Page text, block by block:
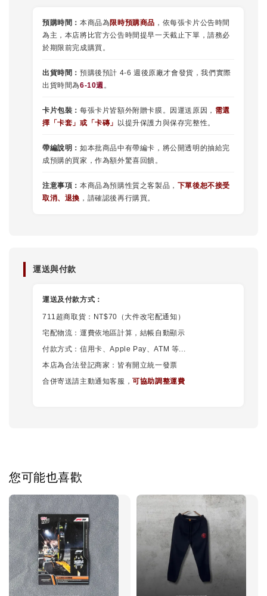
預購時間： 本商品為限時預購商品 ，依每張卡片公告時間
為主，本店將比官方公告時間提早一天截止下單，請務必
於期限前完成購買。
出貨時間： 預購後預計 4-6 週後原廠才會發貨，我們實際
出貨時間為6-10週。
卡片包裝： 每張卡片皆額外附贈卡膜。因運送原因， 需選
擇 「卡套 」或 「卡磚」 以提升保護力與保存完整性。
帶編說明： 如本批商品中有帶編卡，將公開透明的抽給完
成預購的買家，作為額外驚喜回饋。
注意事項： 本商品為預購性質之客製品， 下單後恕不接受
取消、退換 ，請確認後再行購買。
運送與付款
運送及付款方式：
711超商取貨：NT$70（大件改宅配通知）
宅配物流：運費依地區計算，結帳自動顯示
付款方式：信用卡、Apple Pay、ATM 等...
本店為合法登記商家：皆有開立統一發票
合併寄送請主動通知客服，可協助調整運費
您可能也喜歡